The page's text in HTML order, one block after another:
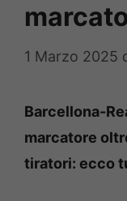
1 Marzo 2025
Barcellona-
marcatore
tiratori: ecco